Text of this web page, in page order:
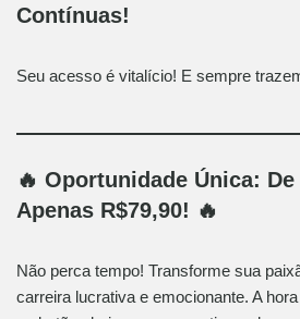
Contínuas!
Seu acesso é vitalício! E sempre
🔥 Oportunidade Única: De
Apenas R$79,90! 🔥
Não perca tempo! Transforme sua
carreira lucrativa e emocionante. A